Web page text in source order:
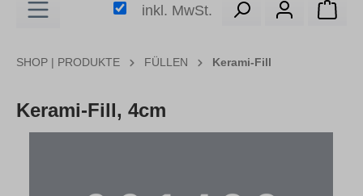
inkl. MwSt.
SHOP | PRODUKTE FÜLLEN Kerami-Fill
Kerami-Fill, 4cm